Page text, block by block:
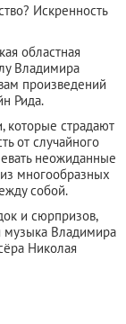
Искренность
областная
Владимира
произведений
Рида.
страдают
от случайного
неожиданные
многообразных
собой.
и сюрпризов,
музыка Владимира
Николая